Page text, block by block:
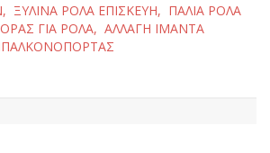
ΞΥΛΙΝΑ ΡΟΛΑ ΕΠΙΣΚΕΥΗ, ΠΑΛΙΑ ΡΟΛΑ
ΓΙΑ ΡΟΛΑ, ΑΛΛΑΓΗ ΙΜΑΝΤΑ